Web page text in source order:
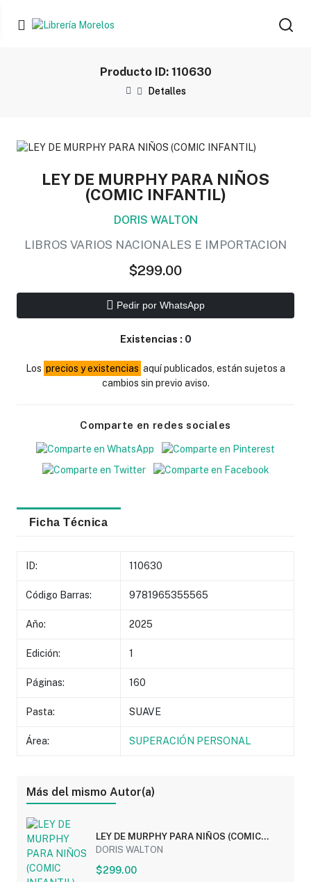
Producto ID: 110630
Detalles
LEY DE MURPHY PARA NIÑOS
(COMIC INFANTIL)
DORIS WALTON
LIBROS VARIOS NACIONALES E IMPORTACION
$299.00
Pedir por WhatsApp
Existencias : 0
Los precios y existencias aquí publicados, están sujetos a
cambios sin previo aviso.
Comparte en redes sociales
Ficha Técnica
ID: 110630
Código Barras: 9781965355565
Año: 2025
Edición: 1
Páginas: 160
Pasta: SUAVE
Área: SUPERACIÓN PERSONAL
Más del mismo Autor(a)
LEY DE MURPHY PARA NIÑOS (COMIC
INFANTIL)
DORIS WALTON
$299.00